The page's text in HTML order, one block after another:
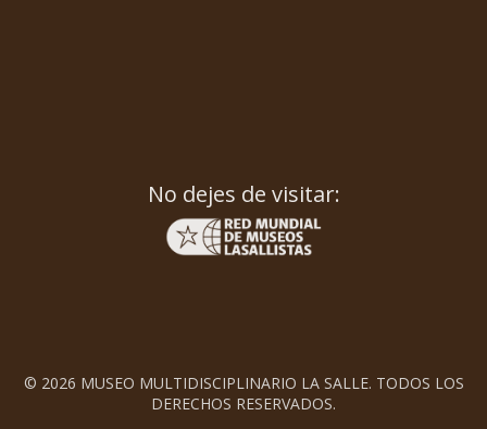
No dejes de visitar:
© 2026 MUSEO MULTIDISCIPLINARIO LA SALLE. TODOS LOS
DERECHOS RESERVADOS.